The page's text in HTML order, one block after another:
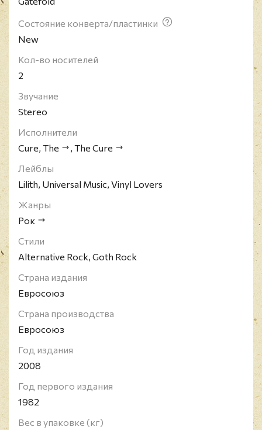
Состояние конверта/пластинки
New
Кол-во носителей
2
Звучание
Stereo
Исполнители
Cure, The
, The Cure
Лейблы
Lilith, Universal Music, Vinyl Lovers
Жанры
Рок
Стили
Alternative Rock, Goth Rock
Страна издания
Евросоюз
Страна производства
Евросоюз
Год издания
2008
Год первого издания
1982
Вес в упаковке (кг)